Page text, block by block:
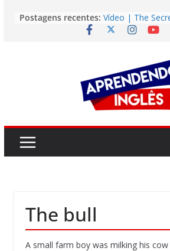
para
Postagens recentes: Vídeo | The
Learn Any
Vídeo | Do
you smarter?
Story | Brasília:
from the
Easy English
Over the
The bull
A small farm boy was milking his